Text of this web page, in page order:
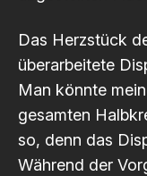
Das Herzstück
überarbeitete
Man könnte
gesamten
so, denn das
Während der